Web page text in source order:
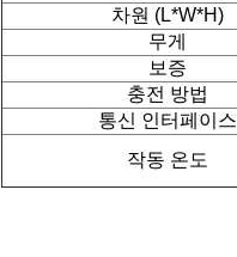
차원 (L*W*H)
무게
보증
충전 방법
통신 인터페이스
작동 온도